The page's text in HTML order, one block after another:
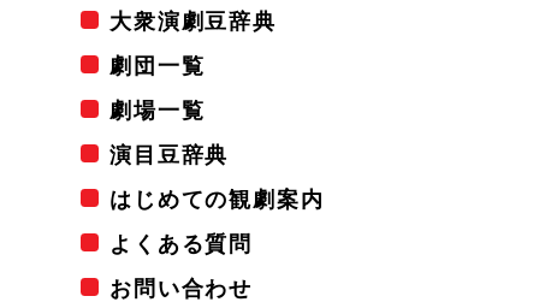
大衆演劇豆辞典
劇団一覧
劇場一覧
演目豆辞典
はじめての観劇案内
よくある質問
お問い合わせ